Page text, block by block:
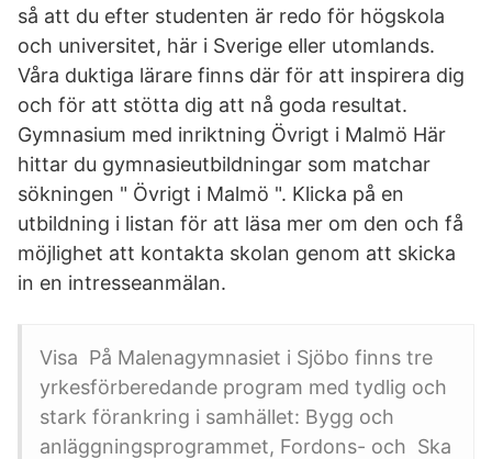
så att du efter studenten är redo för högskola
och universitet, här i Sverige eller utomlands.
Våra duktiga lärare finns där för att inspirera dig
och för att stötta dig att nå goda resultat.
Gymnasium med inriktning Övrigt i Malmö Här
hittar du gymnasieutbildningar som matchar
sökningen " Övrigt i Malmö ". Klicka på en
utbildning i listan för att läsa mer om den och få
möjlighet att kontakta skolan genom att skicka
in en intresseanmälan.
Visa På Malenagymnasiet i Sjöbo finns tre
yrkesförberedande program med tydlig och
stark förankring i samhället: Bygg och
anläggningsprogrammet, Fordons- och Ska